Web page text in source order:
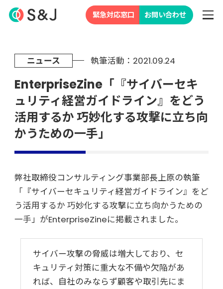
緊急対応窓口 お問い合わせ
ニュース 執筆活動：2021.09.24
EnterpriseZine「『サイバーセキ
ュリティ経営ガイドライン』をどう
活用するか 巧妙化する攻撃に立ち向
かうための一手」
弊社取締役コンサルティング事業部長上原の執筆
「『サイバーセキュリティ経営ガイドライン』をど
う活用するか 巧妙化する攻撃に立ち向かうための
一手」がEnterpriseZineに掲載されました。
サイバー攻撃の脅威は増大しており、セ
キュリティ対策に重大な不備や欠陥があ
れば、自社のみならず顧客や取引先にま